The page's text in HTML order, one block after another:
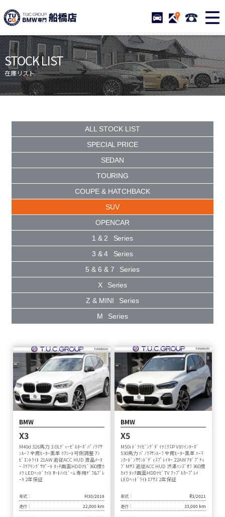
TUCグループ BMW専門 船
STOCK ACCESS 047-
ニュース
在庫リスト
目玉車両一覧
店舗紹介
保証＆サービス
アクセスマップ
特別作業について
オーダーサービス
納車blog
スタッフblog
会社概要
STOCK LIST
在庫リスト
ALL STOCK LIST
SPECIAL PRICE
SEDAN
TOURING
COUPE & HATCHBACK
SUV
OPENCAR
1 & 2
Series
3 & 4
Series
5 & 6 & 7
Series
X
Series
Z & MINI
Series
M
Series
BMW
X3
M40d 326馬力 3.0Lﾃﾞｨｰｾﾞﾙﾀｰﾎﾞﾊﾟﾉﾗﾏｻ
ﾝﾙｰﾌ 全席ﾋｰﾀｰ黒革 ﾘｱｼｰﾄ可倒調整 ｱﾝ
ﾋﾞｴﾝﾄﾗｲﾄ 21AW 追従ACC HUD 液晶ﾒｰﾀ
ｰ ｽﾃｱﾘﾝｸﾞｻﾎﾟｰﾄ ﾀｯﾁ画面HDDﾅﾋﾞ360度ｶ
ﾒﾗ LEDﾍｯﾄﾞﾗｲﾄ ｵｰﾄﾊｲﾋﾞｰﾑ 専用ﾃﾞﾌ&ﾌﾞﾚ
ｰｷ 2年保証
年式：
H30/2018
走行：
22,000 km
BMW
X5
M50i ﾄﾞﾗｲﾋﾞﾝｸﾞﾀﾞｲﾅﾐｸｽP V8ﾂｲﾝﾀｰﾎﾞ
530馬力 ﾊﾟﾉﾗﾏｻﾝﾙｰﾌ 全席ﾋｰﾀｰ黒革 ﾊｰﾏ
ﾝｶｰﾄﾞﾝｻｳﾝﾄﾞﾃﾞｨｽﾌﾟﾚｲｷｰ 22AW ｱﾀﾞﾌﾟﾃｨ
ﾌﾞMｻｽ 追従ACC HUD 渋滞ﾊﾝｽﾞｵﾌ 360度
ｶﾒﾗ ﾀｯﾁ画面HDDﾅﾋﾞTV ｱｯﾌﾟﾙｶｰﾌﾟﾚｲ
LEDﾍｯﾄﾞﾗｲﾄ ｴｱｻｽ 2年保証
年式：
R3/2021
走行：
33,000 km